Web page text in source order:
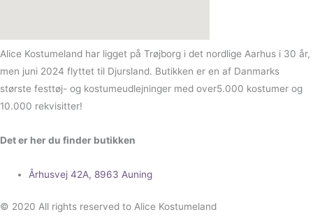
Alice Kostumeland har ligget på Trøjborg i det nordlige Aarhus i 30 år,
men juni 2024 flyttet til Djursland. Butikken er en af Danmarks
største festtøj- og kostumeudlejninger med over5.000 kostumer og
10.000 rekvisitter!
Det er her du finder butikken
Århusvej 42A, 8963 Auning
© 2020 All rights reserved to Alice Kostumeland